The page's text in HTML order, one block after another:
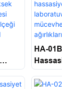
HA-
Ölçekli